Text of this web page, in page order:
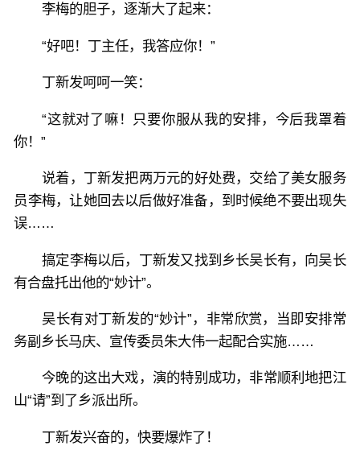
李梅的胆子，逐渐大了起来：
“好吧！丁主任，我答应你！”
丁新发呵呵一笑：
“这就对了嘛！只要你服从我的安排，今后我罩着
你！”
说着，丁新发把两万元的好处费，交给了美女服务
员李梅，让她回去以后做好准备，到时候绝不要出现失
误……
搞定李梅以后，丁新发又找到乡长吴长有，向吴长
有合盘托出他的“妙计”。
吴长有对丁新发的“妙计”，非常欣赏，当即安排常
务副乡长马庆、宣传委员朱大伟一起配合实施……
今晚的这出大戏，演的特别成功，非常顺利地把江
山“请”到了乡派出所。
丁新发兴奋的，快要爆炸了！